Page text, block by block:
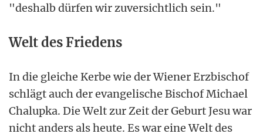
"deshalb dürfen wir zuversichtlich sein."
Welt des Friedens
In die gleiche Kerbe wie der Wiener Erzbischof
schlägt auch der evangelische Bischof Michael
Chalupka. Die Welt zur Zeit der Geburt Jesu war
nicht anders als heute. Es war eine Welt des